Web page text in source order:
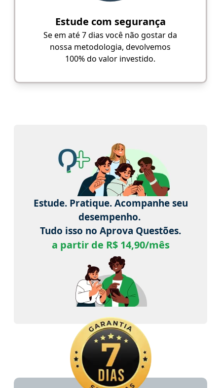
Estude com segurança
Se em até 7 dias você não gostar da
nossa metodologia, devolvemos
100% do valor investido.
Estude. Pratique. Acompanhe seu
desempenho.
Tudo isso no Aprova Questões.
a partir de R$ 14,90/mês